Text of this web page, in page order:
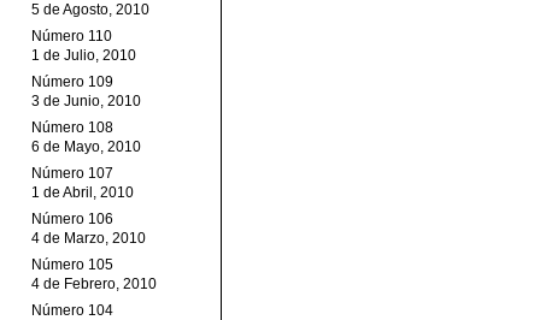
5 de Agosto, 2010
Número 110
1 de Julio, 2010
Número 109
3 de Junio, 2010
Número 108
6 de Mayo, 2010
Número 107
1 de Abril, 2010
Número 106
4 de Marzo, 2010
Número 105
4 de Febrero, 2010
Número 104